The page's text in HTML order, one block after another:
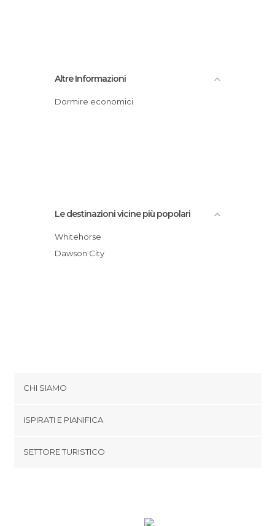
Altre Informazioni
Dormire economici
Le destinazioni vicine più popolari
Whitehorse
Dawson City
CHI SIAMO
Termini e Condizioni
ISPIRATI E PIANIFICA
SETTORE TURISTICO